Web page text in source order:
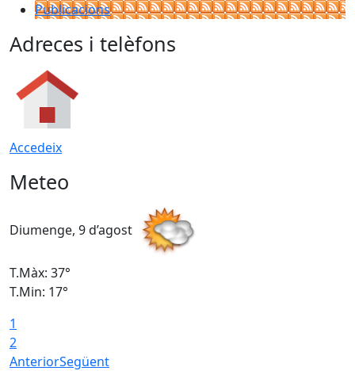
Publicacions
Adreces i telèfons
Accedeix
Meteo
Diumenge, 9 d’agost
T.Màx: 37°
T.Min: 17°
1
2
AnteriorSegüent